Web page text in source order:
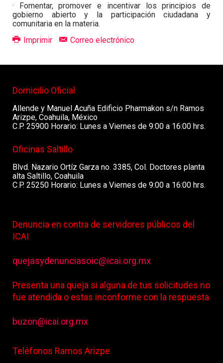
· Fomentar, promover e incentivar los principios de
gobierno abierto y la participación ciudadana y
comunitaria en la materia.
Imprimir
Correo electrónico
Domicilio Oficial
Allende y Manuel Acuña Edificio Pharmakon s/n Ramos
Arizpe, Coahuila, México
C.P. 25900 Horario: Lunes a Viernes de 9:00 a 16:00 hrs.
Oficinas Saltillo
Blvd. Nazario Ortíz Garza no. 3385, Col. Doctores planta
alta Saltillo, Coahuila
C.P. 25250 Horario: Lunes a Viernes de 9:00 a 16:00 hrs.
Denuncia en contra de servidores públicos del
ICAI
quejasydenunciasoic@icai.org.mx
Presenta una queja si alguna de tus solicitudes no
fue atendida o estas inconforme con la respuesta
buzon@icai.org.mx
Teléfonos Ramos Arizpe